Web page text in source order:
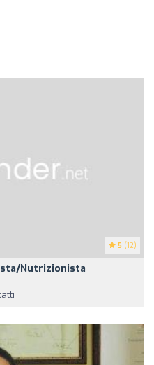
5 (12)
Nutrizionista